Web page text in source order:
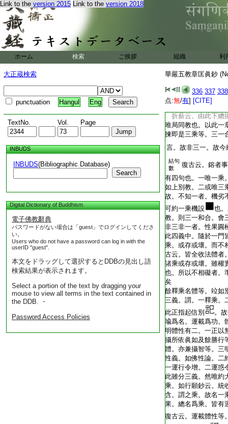
Link to the version 2015 Link to the version 2018
ホーム 検索 ご挨拶 組織 利
大正蔵検索
punctuation Hangul Eng
TextNo. Vol. Page
INBUDS
INBUDS(Bibliographic Database)
Search
Digital Dictionary of Buddhism
電子佛教辭典
パスワードがない場合は「guest」でログインしてくださ
い。
Users who do not have a password can log in with the
userID "guest".
本文をドラッグして選択するとDDBの見出し語
検索結果が表示されます。
Select a portion of the text by dragging your
mouse to view all terms in the text contained in
the DDB. ・
Password Access Policies
華嚴五教章匡眞鈔
336 337 338
点:無/有] [CITE]
義故。縱則三有存
攬實無體故也。次
隱亦無盡。以即權
壞隱顯。即上該攝
一。就義以明存壞
體無盡 未穩
由此鎔融。有其四句
教。或唯三乘。如三
亦一亦三。如同教
折薪云。由此下總
唯局同教也。以此一
揀即是三乘等。三一
言。故非三一。故今
結句
數
復古云。鎔者
有四句也。一唯一乘
如上別教。二或唯三
故。不知一者。機劣
可約一乘機設
也
教。則三一和合。會
非三非一者。性果圓
此四義中。隨於一門
乘。或存或壞。而
古云。皆全收法體者
諸乘或存或壞。雖權
也。所以不相礙者。
矣
餘釋乘名體等。竝
三義。謂。一釋乘。
此正指起信別
。
喩爲名。運載爲功。
明體性有二。一正以
攝所依眞如及餘勝行
體。亦兼攝智等。三
性義。如佛性論。二
一運行令增。二運惑
此雖分三義。然唯約
乘。如行願鈔云。統
含。謂之乘。故名一
果。總名爲乘。皆有
復古云。運載體性等